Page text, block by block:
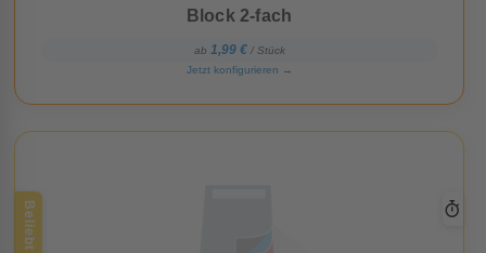
Block 2-fach
ab 1,99 €/ Stück
Jetzt konfigurieren →
Beliebt